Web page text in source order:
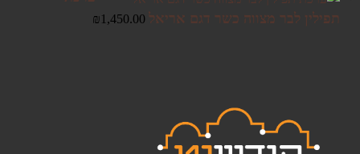
תפילין לבר מצווה כשר דגם אריאל
₪1,450.00